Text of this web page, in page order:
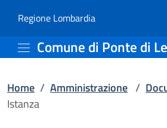
Istanza |
Regione Lombardia(apre in un'altra
Comune di Ponte di
Home / Amministrazione /
Istanza